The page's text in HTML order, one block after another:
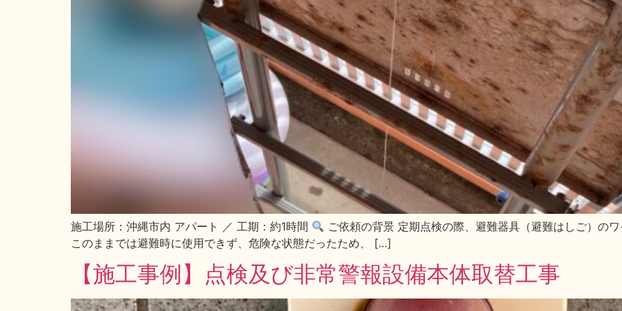
施工場所：沖縄市内 アパート ／ 工期：約1時間
ご依頼の背景 定期点検の際、避難器具（避難はしご）の
このままでは避難時に使用できず、危険な状態だったため、 […]
【施工事例】点検及び非常警報設備本体取替工事